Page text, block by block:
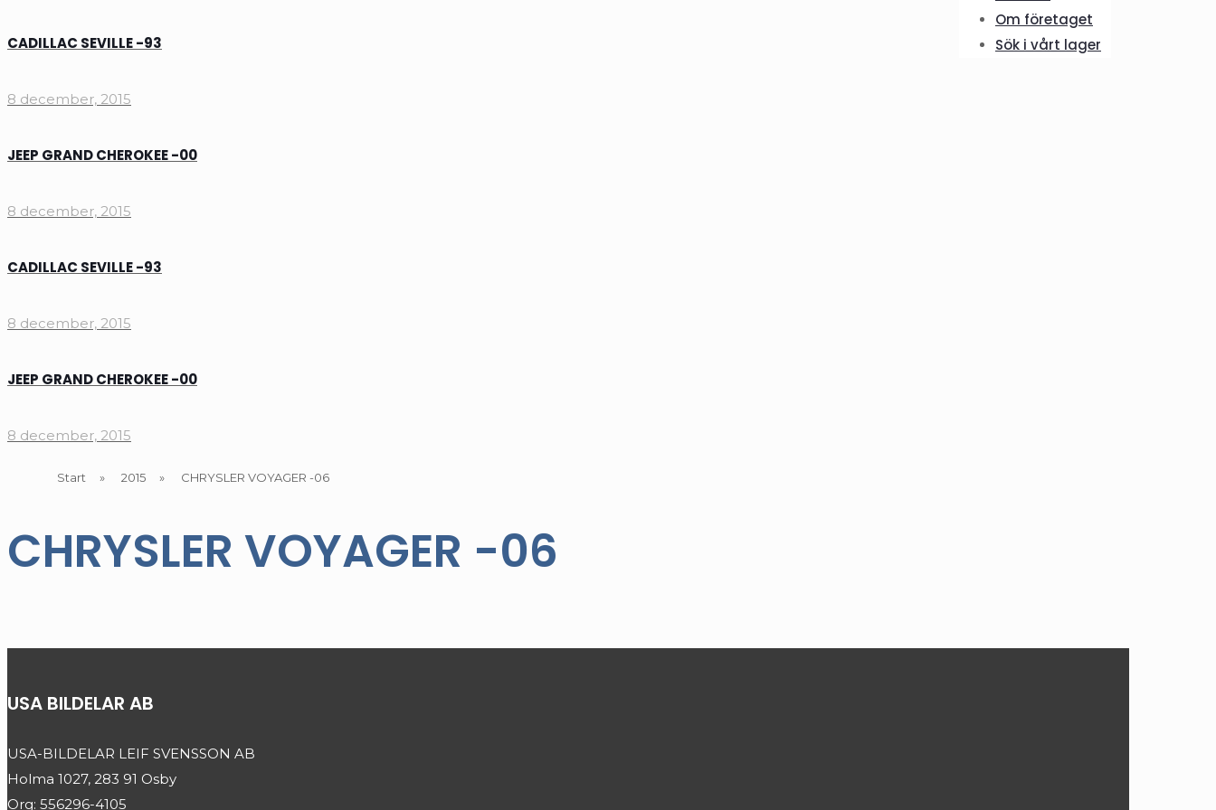
Om företaget
Sök i vårt lager
CADILLAC SEVILLE -93
8 december, 2015
JEEP GRAND CHEROKEE -00
8 december, 2015
CADILLAC SEVILLE -93
8 december, 2015
JEEP GRAND CHEROKEE -00
8 december, 2015
Start » 2015 » CHRYSLER VOYAGER -06
CHRYSLER VOYAGER -06
USA BILDELAR AB
USA-BILDELAR LEIF SVENSSON AB
Holma 1027, 283 91 Osby
Org: 556296-4105